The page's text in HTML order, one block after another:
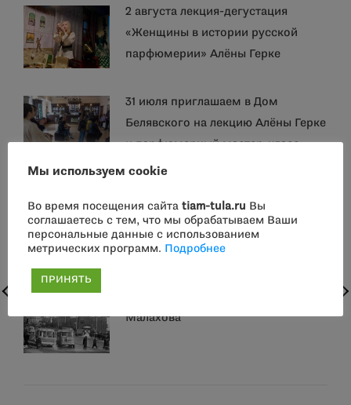
2 августа лекция-дегустация
«Женщины в истории русской
парфюмерии» Алёны Герке
31 июля приглашаем в Дом
Белявского на лекцию Алёны Герке
и парфюмерный мастер-класс
Ирины Чуриковой
Творческий вечер Татьяны
Юрковой
Малахова
Мы используем cookie
Во время посещения сайта tiam-tula.ru Вы
соглашаетесь с тем, что мы обрабатываем Ваши
персональные данные с использованием
метрических программ.
Подробнее
ПРИНЯТЬ